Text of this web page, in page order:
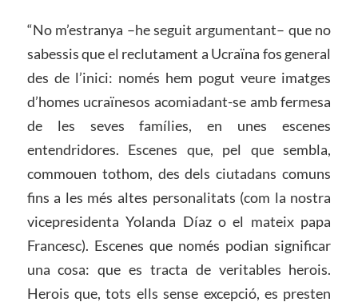
“No m’estranya –he seguit argumentant– que no
sabessis que el reclutament a Ucraïna fos general
des de l’inici: només hem pogut veure imatges
d’homes ucraïnesos acomiadant-se amb fermesa
de les seves famílies, en unes escenes
entendridores. Escenes que, pel que sembla,
commouen tothom, des dels ciutadans comuns
fins a les més altes personalitats (com la nostra
vicepresidenta Yolanda Díaz o el mateix papa
Francesc). Escenes que només podian significar
una cosa: que es tracta de veritables herois.
Herois que, tots ells sense excepció, es presten